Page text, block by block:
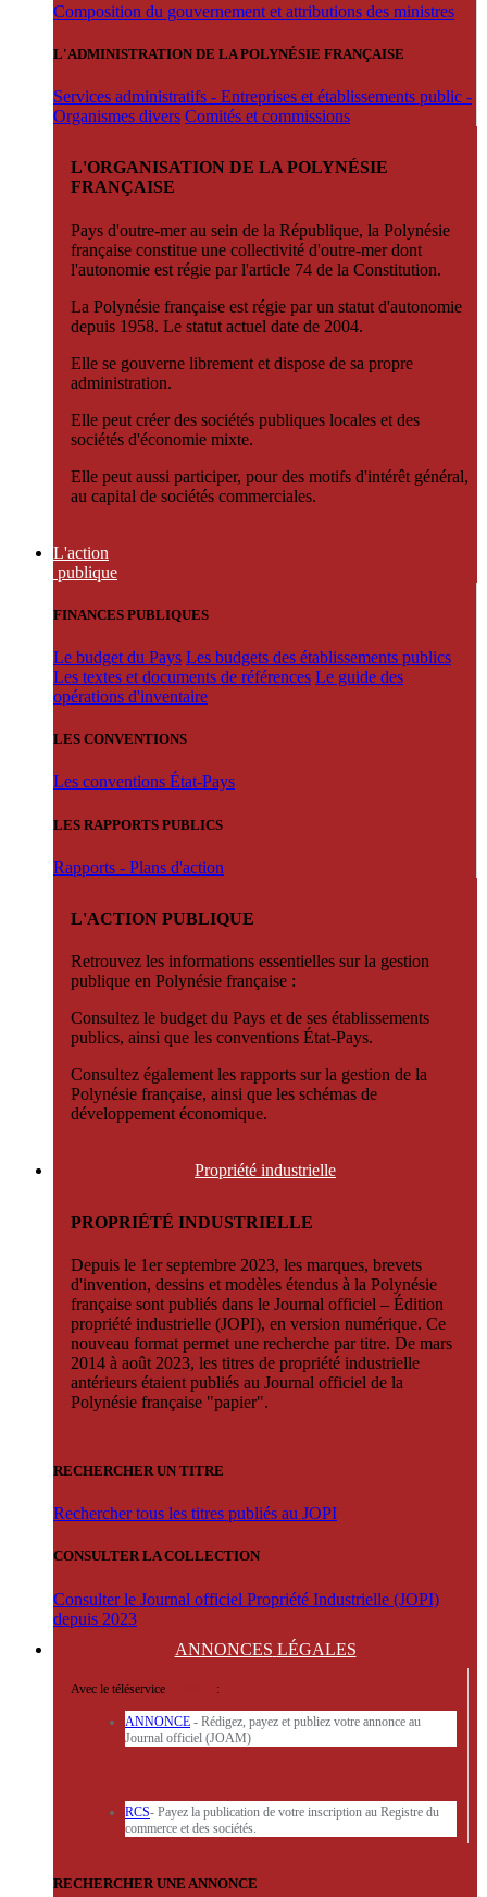
Composition du gouvernement et attributions des ministres
L'ADMINISTRATION DE LA POLYNÉSIE FRANÇAISE
Services administratifs - Entreprises et établissements public -
Organismes divers Comités et commissions
L'ORGANISATION DE LA POLYNÉSIE
FRANÇAISE
Pays d'outre-mer au sein de la République, la Polynésie
française constitue une collectivité d'outre-mer dont
l'autonomie est régie par l'article 74 de la Constitution.
La Polynésie française est régie par un statut d'autonomie
depuis 1958. Le statut actuel date de 2004.
Elle se gouverne librement et dispose de sa propre
administration.
Elle peut créer des sociétés publiques locales et des
sociétés d'économie mixte.
Elle peut aussi participer, pour des motifs d'intérêt général,
au capital de sociétés commerciales.
L'action
publique
FINANCES PUBLIQUES
Le budget du Pays Les budgets des établissements publics
Les textes et documents de références Le guide des
opérations d'inventaire
LES CONVENTIONS
Les conventions État-Pays
LES RAPPORTS PUBLICS
Rapports - Plans d'action
L'ACTION PUBLIQUE
Retrouvez les informations essentielles sur la gestion
publique en Polynésie française :
Consultez le budget du Pays et de ses établissements
publics, ainsi que les conventions État-Pays.
Consultez également les rapports sur la gestion de la
Polynésie française, ainsi que les schémas de
développement économique.
Propriété industrielle
PROPRIÉTÉ INDUSTRIELLE
Depuis le 1er septembre 2023, les marques, brevets
d'invention, dessins et modèles étendus à la Polynésie
française sont publiés dans le Journal officiel – Édition
propriété industrielle (JOPI), en version numérique. Ce
nouveau format permet une recherche par titre. De mars
2014 à août 2023, les titres de propriété industrielle
antérieurs étaient publiés au Journal officiel de la
Polynésie française "papier".
RECHERCHER UN TITRE
Rechercher tous les titres publiés au JOPI
CONSULTER LA COLLECTION
Consulter le Journal officiel Propriété Industrielle (JOPI)
depuis 2023
ANNONCES LÉGALES
Avec le téléservice :
ANNONCE - Rédigez, payez et publiez votre annonce au
Journal officiel (JOAM)
RCS- Payez la publication de votre inscription au Registre du
commerce et des sociétés.
RECHERCHER UNE ANNONCE